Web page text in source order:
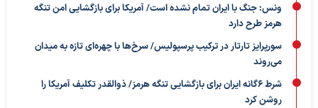
ونس: جنگ با ایران تمام نشده است/ آمریکا برای بازگشایی امن تنگه
هرمز طرح دارد
سورپرایز تارتار در ترکیب پرسپولیس/ سرخ‌ها با چهره‌ای تازه به میدان
می‌روند
شرط ۶گانه ایران برای بازگشایی تنگه هرمز/ ذوالقدر تکلیف آمریکا را
روشن کرد